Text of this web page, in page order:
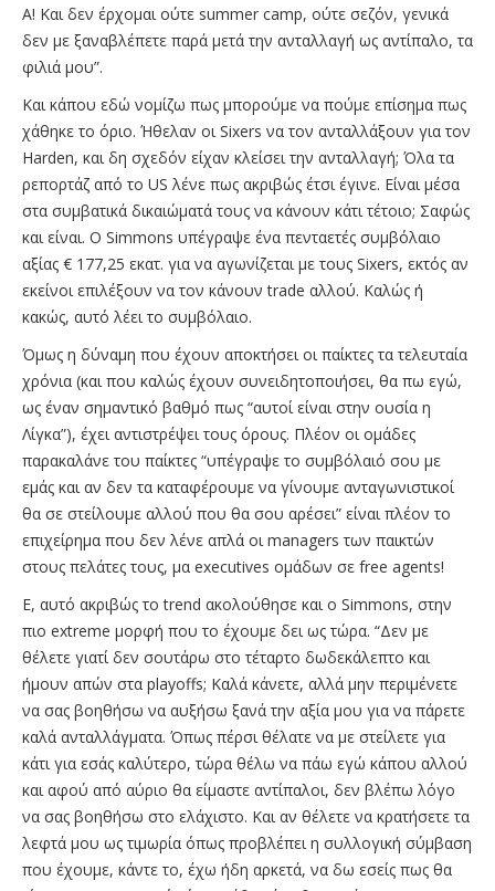
Α! Και δεν έρχομαι ούτε summer camp, ούτε σεζόν, γενικά
δεν με ξαναβλέπετε παρά μετά την ανταλλαγή ως αντίπαλο, τα
φιλιά μου”.
Και κάπου εδώ νομίζω πως μπορούμε να πούμε επίσημα πως
χάθηκε το όριο. Ήθελαν οι Sixers να τον ανταλλάξουν για τον
Harden, και δη σχεδόν είχαν κλείσει την ανταλλαγή; Όλα τα
ρεπορτάζ από το US λένε πως ακριβώς έτσι έγινε. Είναι μέσα
στα συμβατικά δικαιώματά τους να κάνουν κάτι τέτοιο; Σαφώς
και είναι. Ο Simmons υπέγραψε ένα πενταετές συμβόλαιο
αξίας € 177,25 εκατ. για να αγωνίζεται με τους Sixers, εκτός αν
εκείνοι επιλέξουν να τον κάνουν trade αλλού. Καλώς ή
κακώς, αυτό λέει το συμβόλαιο.
Όμως η δύναμη που έχουν αποκτήσει οι παίκτες τα τελευταία
χρόνια (και που καλώς έχουν συνειδητοποιήσει, θα πω εγώ,
ως έναν σημαντικό βαθμό πως “αυτοί είναι στην ουσία η
Λίγκα”), έχει αντιστρέψει τους όρους. Πλέον οι ομάδες
παρακαλάνε του παίκτες “υπέγραψε το συμβόλαιό σου με
εμάς και αν δεν τα καταφέρουμε να γίνουμε ανταγωνιστικοί
θα σε στείλουμε αλλού που θα σου αρέσει” είναι πλέον το
επιχείρημα που δεν λένε απλά οι managers των παικτών
στους πελάτες τους, μα executives ομάδων σε free agents!
E, αυτό ακριβώς το trend ακολούθησε και ο Simmons, στην
πιο extreme μορφή που το έχουμε δει ως τώρα. “Δεν με
θέλετε γιατί δεν σουτάρω στο τέταρτο δωδεκάλεπτο και
ήμουν απών στα playoffs; Kαλά κάνετε, αλλά μην περιμένετε
να σας βοηθήσω να αυξήσω ξανά την αξία μου για να πάρετε
καλά ανταλλάγματα. Όπως πέρσι θέλατε να με στείλετε για
κάτι για εσάς καλύτερο, τώρα θέλω να πάω εγώ κάπου αλλού
και αφού από αύριο θα είμαστε αντίπαλοι, δεν βλέπω λόγο
να σας βοηθήσω στο ελάχιστο. Και αν θέλετε να κρατήσετε τα
λεφτά μου ως τιμωρία όπως προβλέπει η συλλογική σύμβαση
που έχουμε, κάντε το, έχω ήδη αρκετά, να δω εσείς πως θα